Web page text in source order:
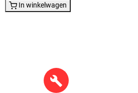
In winkelwagen
build